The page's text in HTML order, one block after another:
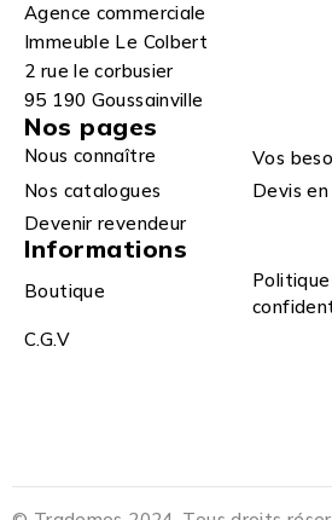
Agence commerciale
Immeuble Le Colbert
2 rue le corbusier
95 190 Goussainville
Nos pages
Nous connaître
Vos
Nos catalogues
Devis
Devenir revendeur
Informations
Boutique
C.G.V